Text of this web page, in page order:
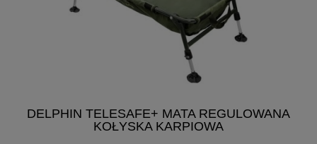
DELPHIN TELESAFE+ MATA REGULOWANA
KOŁYSKA KARPIOWA